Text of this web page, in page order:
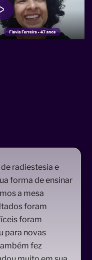
radiestesia e
forma de ensinar
a mesa
foram
foram
para novas
fez